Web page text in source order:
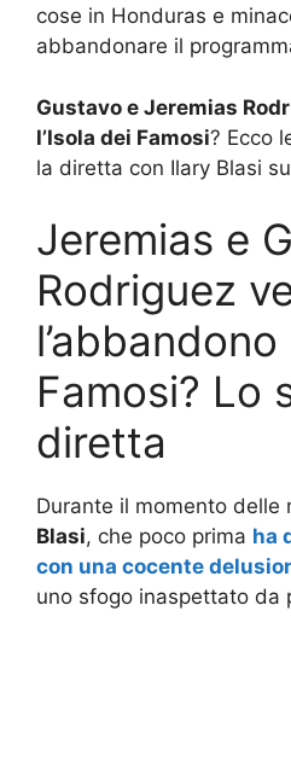
cose in Honduras e
abbandonare il
Gustavo e Jeremias
l’Isola dei Famosi? Ecco
la diretta con Ilary Blasi
Jeremias e
Rodriguez
l’abbandono
Famosi? Lo
diretta
Durante il momento delle
Blasi, che poco prima ha
con una cocente
uno sfogo inaspettato da